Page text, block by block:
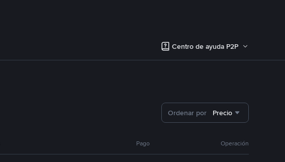
Centro de ayuda P2P
Ordenar por Precio
Pago Operación